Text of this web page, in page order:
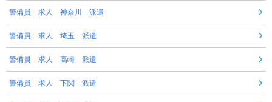
警備員 求人 神奈川 派遣
警備員 求人 埼玉 派遣
警備員 求人 高崎 派遣
警備員 求人 下関 派遣